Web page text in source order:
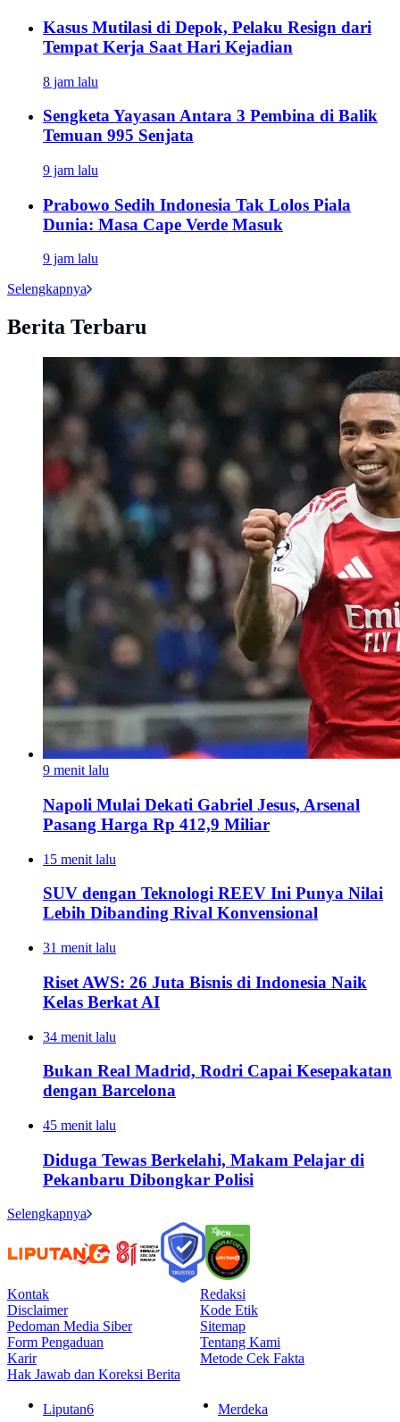
Kasus Mutilasi di Depok, Pelaku Resign dari
Tempat Kerja Saat Hari Kejadian
8 jam lalu
Sengketa Yayasan Antara 3 Pembina di Balik
Temuan 995 Senjata
9 jam lalu
Prabowo Sedih Indonesia Tak Lolos Piala
Dunia: Masa Cape Verde Masuk
9 jam lalu
Selengkapnya
Berita Terbaru
9 menit lalu
Napoli Mulai Dekati Gabriel Jesus, Arsenal
Pasang Harga Rp 412,9 Miliar
15 menit lalu
SUV dengan Teknologi REEV Ini Punya Nilai
Lebih Dibanding Rival Konvensional
31 menit lalu
Riset AWS: 26 Juta Bisnis di Indonesia Naik
Kelas Berkat AI
34 menit lalu
Bukan Real Madrid, Rodri Capai Kesepakatan
dengan Barcelona
45 menit lalu
Diduga Tewas Berkelahi, Makam Pelajar di
Pekanbaru Dibongkar Polisi
Selengkapnya
Kontak
Redaksi
Disclaimer
Kode Etik
Pedoman Media Siber
Sitemap
Form Pengaduan
Tentang Kami
Karir
Metode Cek Fakta
Hak Jawab dan Koreksi Berita
Liputan6 Merdeka